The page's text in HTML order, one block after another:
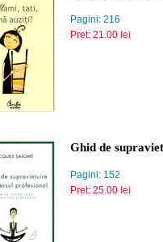
Pagini: 216
Pret: 21.00 lei
Ghid de
Pagini: 152
Pret: 25.00 lei